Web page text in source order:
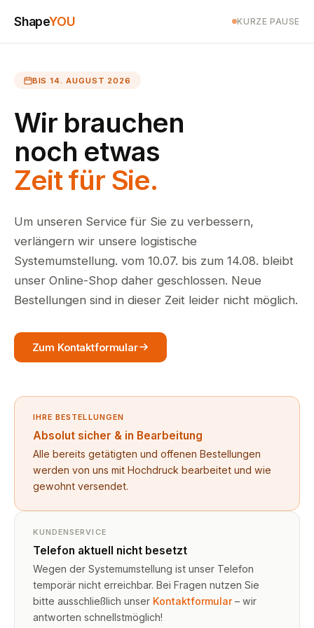
ShapeYOU KURZE PAUSE
BIS 14. AUGUST 2026
Wir brauchen
noch etwas
Zeit für Sie.
Um unseren Service für Sie zu verbessern,
verlängern wir unsere logistische
Systemumstellung. vom 10.07. bis zum 14.08. bleibt
unser Online-Shop daher geschlossen. Neue
Bestellungen sind in dieser Zeit leider nicht möglich.
Zum Kontaktformular
IHRE BESTELLUNGEN
Absolut sicher & in Bearbeitung
Alle bereits getätigten und offenen Bestellungen
werden von uns mit Hochdruck bearbeitet und wie
gewohnt versendet.
KUNDENSERVICE
Telefon aktuell nicht besetzt
Wegen der Systemumstellung ist unser Telefon
temporär nicht erreichbar. Bei Fragen nutzen Sie
bitte ausschließlich unser Kontaktformular– wir
antworten schnellstmöglich!